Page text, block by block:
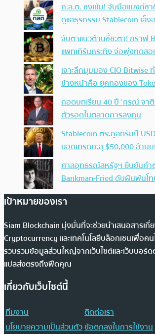
ก.ล.ต. ชงเข้ม! จับมือแบงก์ช
ดูแลธุรกรรม Stablecoin เล็
จับตาแนวต้านชี้ชะตา! กราฟ
แพทเทิร์นกระทิง จ่อพุ่งทดส
เจาะลึกมุมมอง CIO Bitwise
ข้างหน้าคือ ยุคทองของ
ถอดบทเรียน 40 ปี ‘กรณ์ จา
ตัวรอดในตลาดการลงทุน
Stablecoin ตระกูลทรัมป์
ยอดเทรดทะลุ $50,000 ล้าน
ศาลอุทธรณ์สหรัฐฯ ยืนยันคำ
Bankman-Fried ดับฝันพ้นโ
เป้าหมายของเรา
Siam Blockchain มุ่งมั่นที่จะช่วยนำเสนอสารเกี่
Cryptocurrency และเทคโนโลยีบล็อกเชนเพื่อคน
รวบรวมข้อมูลส่วนใหญ่จากเว็บไซต์และเว็บบอร์ด
แปลส่งตรงถึงฟีดคุณ
เกี่ยวกับเว็บไซต์นี้
ทีมงาน
ติดต่อเรา
นโยบายความเป็นส่วนตัวข้อตกลงในการใช้งาน